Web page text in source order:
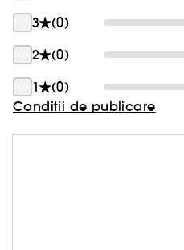
3
(0)
2
(0)
1
(0)
Conditii de publicare